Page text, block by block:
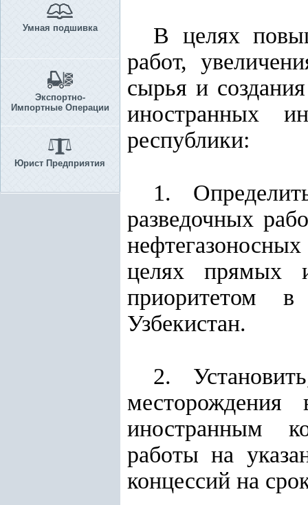
Умная подшивка
Экспортно-
Импортные Операции
Юрист Предприятия
В целях
работ,
сырья и
иностранных
республики:
1.
разведочных
целях прямых
приоритетом в
Узбекистан.
2.
месторождения
иностранным
работы на
концессий на